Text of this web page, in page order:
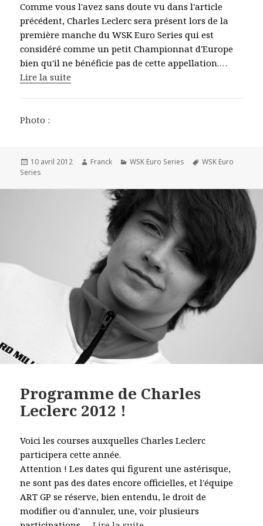
Comme vous l'avez sans doute vu dans l'article
précédent, Charles Leclerc sera présent lors de la
première manche du WSK Euro Series qui est
considéré comme un petit Championnat d'Europe
bien qu'il ne bénéficie pas de cette appellation.…
Lire la suite
Photo :
Publié
le
10 avril 2012 Auteur
Franck Catégories
WSK Euro Series
Mots-
WSK Euro
Series
Programme de Charles
Leclerc 2012 !
Voici les courses auxquelles Charles Leclerc
participera cette année.
Attention ! Les dates qui figurent une astérisque,
ne sont pas des dates encore officielles, et l'équipe
ART GP se réserve, bien entendu, le droit de
modifier ou d'annuler, une, voir plusieurs